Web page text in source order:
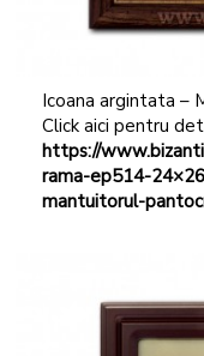
Icoana argintata –
Click aici pentru
https://
rama-ep514-
mantuitorul-